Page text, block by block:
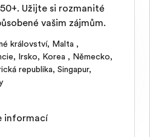
Užijte si rozmanité
vašim zájmům.
království, Malta ,
, Irsko, Korea , Německo,
republika, Singapur,
informací